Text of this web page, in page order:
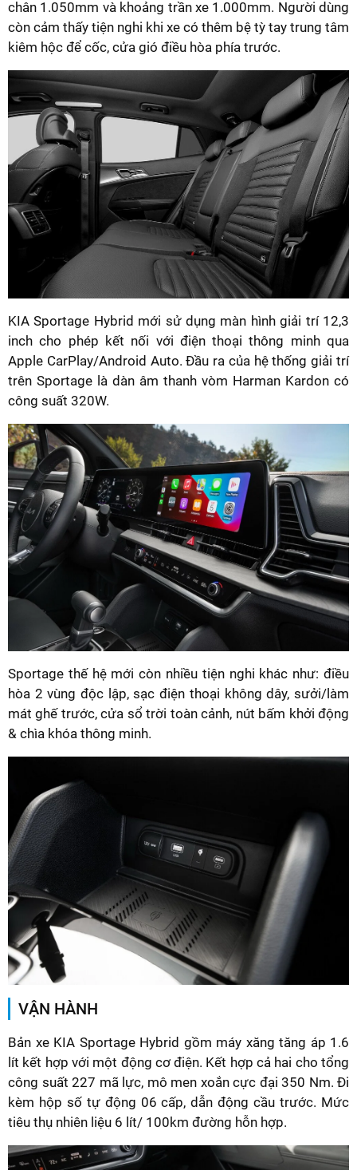
chân 1.050mm và khoảng trần xe 1.000mm. Người dùng
còn cảm thấy tiện nghi khi xe có thêm bệ tỳ tay trung tâm
kiêm hộc để cốc, cửa gió điều hòa phía trước.
KIA Sportage Hybrid mới sử dụng màn hình giải trí 12,3
inch cho phép kết nối với điện thoại thông minh qua
Apple CarPlay/Android Auto. Đầu ra của hệ thống giải trí
trên Sportage là dàn âm thanh vòm Harman Kardon có
công suất 320W.
Sportage thế hệ mới còn nhiều tiện nghi khác như: điều
hòa 2 vùng độc lập, sạc điện thoại không dây, sưởi/làm
mát ghế trước, cửa sổ trời toàn cảnh, nút bấm khởi động
& chìa khóa thông minh.
VẬN HÀNH
Bản xe KIA Sportage Hybrid gồm máy xăng tăng áp 1.6
lít kết hợp với một động cơ điện. Kết hợp cả hai cho tổng
công suất 227 mã lực, mô men xoắn cực đại 350 Nm. Đi
kèm hộp số tự động 06 cấp, dẫn động cầu trước. Mức
tiêu thụ nhiên liệu 6 lít/ 100km đường hỗn hợp.